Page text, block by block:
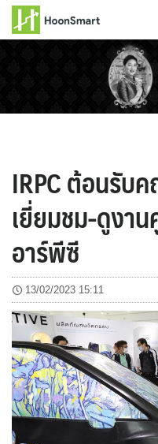
IRPC ต้อนรับ
เยี่ยมชม-ดูงา
อาร์พีซี
13/02/2023 15:11